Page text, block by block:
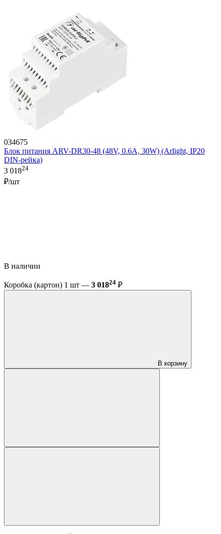
034675
Блок питания ARV-DR30-48 (48V, 0.6A, 30W) (Arlight, IP20
DIN-рейка)
3 01824
₽/шт
В наличии
Коробка (картон) 1 шт — 3 01824 ₽
В корзину